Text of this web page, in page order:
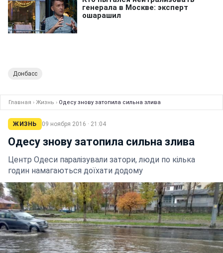
Донбасс
Главная › Жизнь › Одесу знову затопила сильна злива
ЖИЗНЬ 09 ноября 2016 · 21:04
Одесу знову затопила сильна злива
Центр Одеси паралізували затори, люди по кілька
годин намагаються доїхати додому